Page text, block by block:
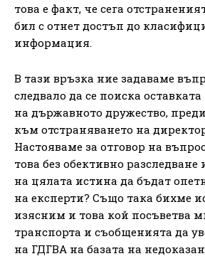
това е факт, че сега
бил с отнет достъп до
информация.
В тази връзка ние задаваме
следвало да се поиска
на държавното дружество,
към отстраняването на
Настояваме за отговор на
това без обективно разследване
на цялата истина да бъдат
на експерти? Също така бихме
изясним и това кой посъветва
транспорта и съобщенията да
на ГДГВА на базата на